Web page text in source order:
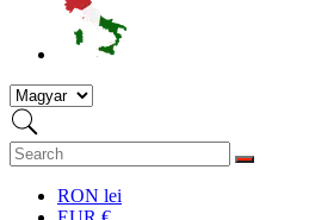
RON lei